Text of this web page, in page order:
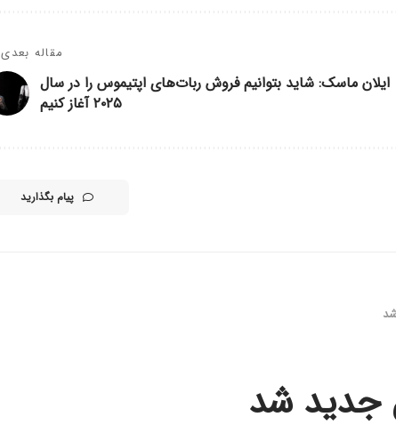
مقاله بعدی
ایلان ماسک: شاید بتوانیم فروش ربات‌های اپتیموس را در سال
۲۰۲۵ آغاز کنیم
پیام بگذارید
جدید شد